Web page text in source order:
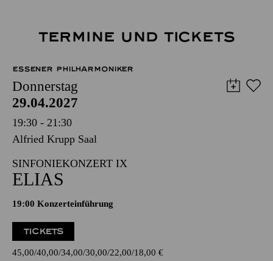
TERMINE UND TICKETS
ESSENER PHILHARMONIKER
Donnerstag
29.04.2027
19:30 - 21:30
Alfried Krupp Saal
SINFONIEKONZERT IX
ELIAS
19:00 Konzerteinführung
TICKETS
45,00 40,00 34,00 30,00 22,00 18,00 €